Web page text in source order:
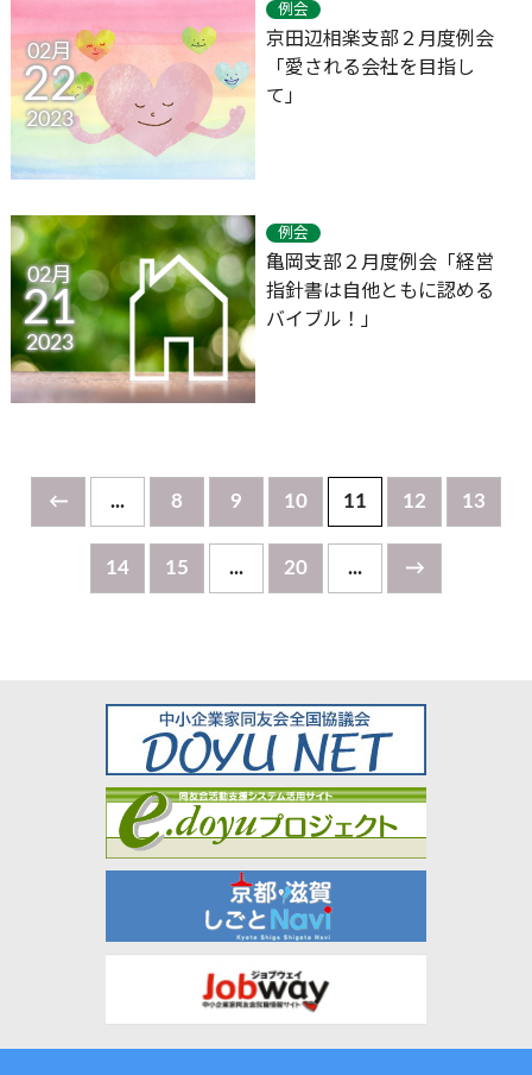
02月
22
2023
例会
京田辺相楽支部２月度例会
「愛される会社を目指し
て」
02月
21
2023
例会
亀岡支部２月度例会「経営
指針書は自他ともに認める
バイブル！」
← ... 8 9 10 11 12 13
14 15 ... 20 ... →